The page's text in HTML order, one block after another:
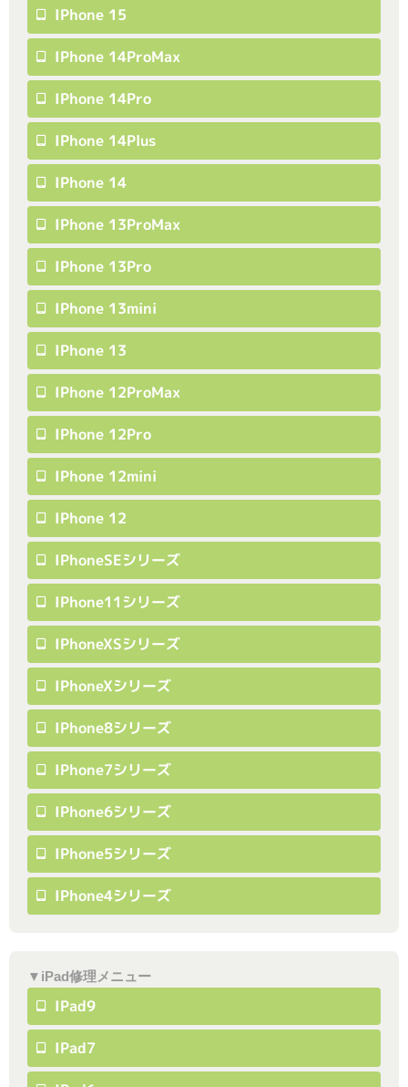
IPhone 15
IPhone 14ProMax
IPhone 14Pro
IPhone 14Plus
IPhone 14
IPhone 13ProMax
IPhone 13Pro
IPhone 13mini
IPhone 13
IPhone 12ProMax
IPhone 12Pro
IPhone 12mini
IPhone 12
IPhoneSEシリーズ
IPhone11シリーズ
IPhoneXSシリーズ
IPhoneXシリーズ
IPhone8シリーズ
IPhone7シリーズ
IPhone6シリーズ
IPhone5シリーズ
IPhone4シリーズ
▼iPad修理メニュー
IPad9
IPad7